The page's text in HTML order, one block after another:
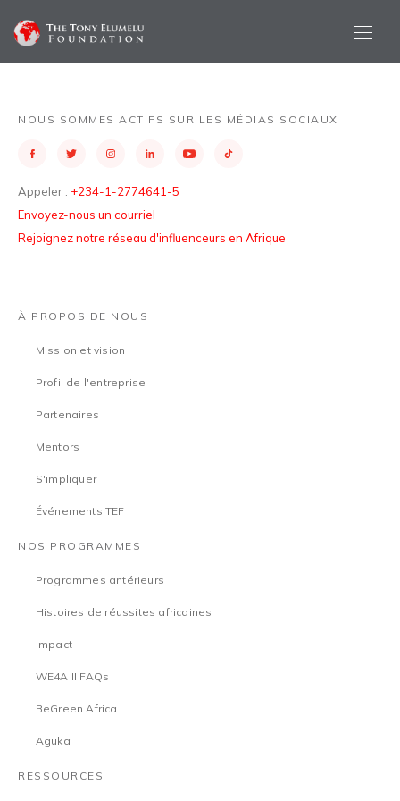
NOUS SOMMES ACTIFS SUR LES MÉDIAS SOCIAUX
Appeler : +234-1-2774641-5
Envoyez-nous un courriel
Rejoignez notre réseau d'influenceurs en Afrique
À PROPOS DE NOUS
Mission et vision
Profil de l'entreprise
Partenaires
Mentors
S'impliquer
Événements TEF
NOS PROGRAMMES
Programmes antérieurs
Histoires de réussites africaines
Impact
WE4A II FAQs
BeGreen Africa
Aguka
RESSOURCES